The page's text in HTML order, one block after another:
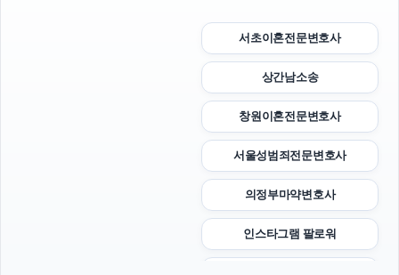
서초이혼전문변호사
상간남소송
창원이혼전문변호사
서울성범죄전문변호사
의정부마약변호사
인스타그램 팔로워